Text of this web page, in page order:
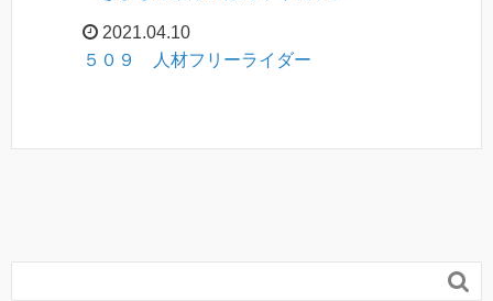
2021.04.10
５０９ 人材フリーライダー
